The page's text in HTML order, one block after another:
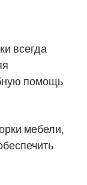
всегда
помощь
мебели,